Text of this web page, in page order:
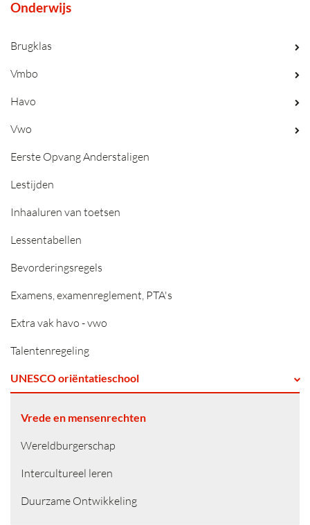
Onderwijs
Brugklas
Vmbo
Havo
Vwo
Eerste Opvang Anderstaligen
Lestijden
Inhaaluren van toetsen
Lessentabellen
Bevorderingsregels
Examens, examenreglement, PTA's
Extra vak havo - vwo
Talentenregeling
UNESCO oriëntatieschool
Vrede en mensenrechten
Wereldburgerschap
Intercultureel leren
Duurzame Ontwikkeling